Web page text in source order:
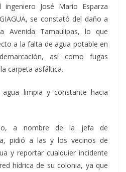
José Mario Esparza
se constató del daño a
Avenida Tamaulipas, lo que
a la falta de agua potable en
así como fugas
carpeta asfáltica.
limpia y constante hacia
a nombre de la jefa de
pidió a las y los vecinos de
y reportar cualquier incidente
hídrica de su colonia, ya que